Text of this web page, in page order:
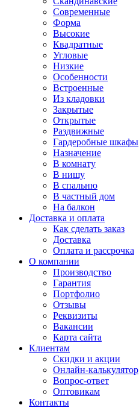
Современные
Форма
Высокие
Квадратные
Угловые
Низкие
Особенности
Встроенные
Из кладовки
Закрытые
Открытые
Раздвижные
Гардеробные шкафы
Назначение
В комнату
В нишу
В спальню
В частный дом
На балкон
Доставка и оплата
Как сделать заказ
Доставка
Оплата и рассрочка
О компании
Производство
Гарантия
Портфолио
Отзывы
Реквизиты
Вакансии
Карта сайта
Клиентам
Скидки и акции
Онлайн-калькулятор
Вопрос-ответ
Оптовикам
Контакты